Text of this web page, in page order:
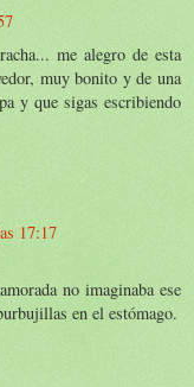
me alegro de esta
muy bonito y de una
y que sigas escribiendo
17:17
no imaginaba ese
en el estómago.